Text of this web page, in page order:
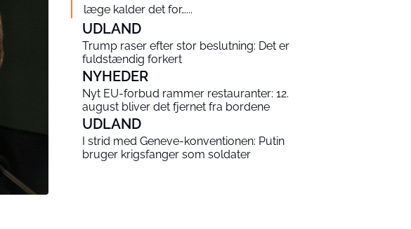
læge kalder det for…...
UDLAND
Trump raser efter stor beslutning: Det er
fuldstændig forkert
NYHEDER
Nyt EU-forbud rammer restauranter: 12.
august bliver det fjernet fra bordene
UDLAND
I strid med Geneve-konventionen: Putin
bruger krigsfanger som soldater